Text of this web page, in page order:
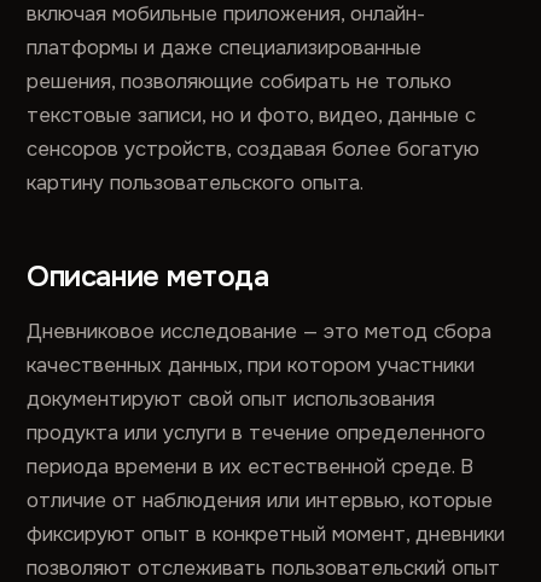
включая мобильные приложения, онлайн-
платформы и даже специализированные
решения, позволяющие собирать не только
текстовые записи, но и фото, видео, данные с
сенсоров устройств, создавая более богатую
картину пользовательского опыта.
Описание метода
Дневниковое исследование — это метод сбора
качественных данных, при котором участники
документируют свой опыт использования
продукта или услуги в течение определенного
периода времени в их естественной среде. В
отличие от наблюдения или интервью, которые
фиксируют опыт в конкретный момент, дневники
позволяют отслеживать пользовательский опыт